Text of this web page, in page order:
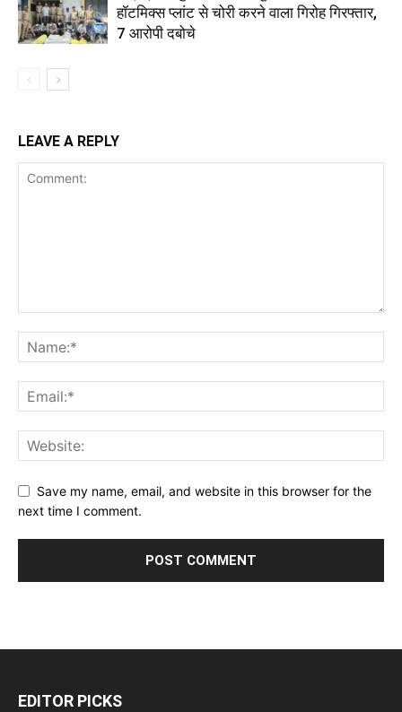
हॉटमिक्स प्लांट से चोरी करने वाला गिरोह गिरफ्तार,
7 आरोपी दबोचे
LEAVE A REPLY
Save my name, email, and website in this browser for the
next time I comment.
EDITOR PICKS